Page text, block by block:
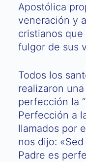
Apostólica
veneración y
cristianos
fulgor de sus
Todos los
realizaron
perfección la
Perfección a
llamados por
nos dijo:
Padre es